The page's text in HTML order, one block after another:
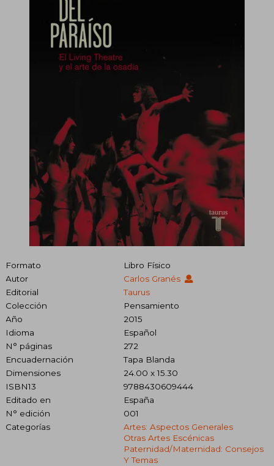
Formato
Libro Físico
Autor
Carlos Granés
Editorial
Taurus
Colección
Pensamiento
Año
2015
Idioma
Español
N° páginas
272
Encuadernación
Tapa Blanda
Dimensiones
24.00 x 15.30
ISBN13
9788430609444
Editado en
España
N° edición
001
Categorías
Artes: Aspectos Generales
Otras Artes Escénicas
Paternidad/maternidad: Consejos
Y Temas